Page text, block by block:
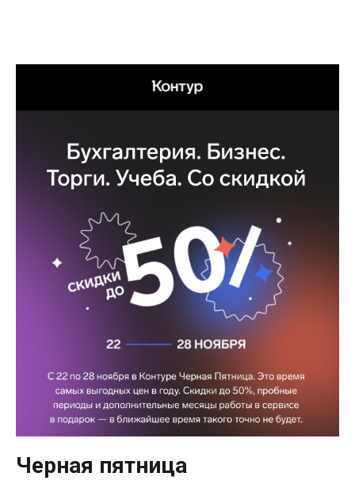
Черная пятница